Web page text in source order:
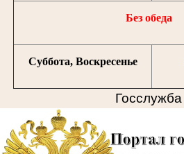
Без обеда
Суббота, Воскресенье
Госслужба